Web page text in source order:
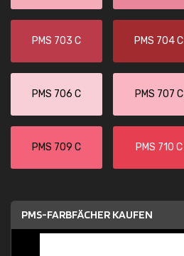
PMS 703 C PMS 704 C
PMS 706 C PMS 707 C
PMS 709 C PMS 710 C
PMS-FARBFÄCHER KAUFEN